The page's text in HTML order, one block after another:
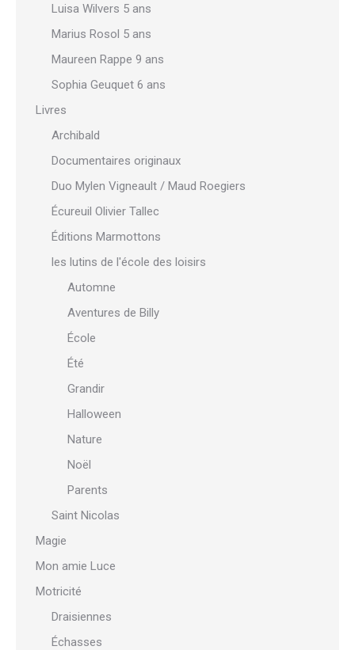
Luisa Wilvers 5 ans
Marius Rosol 5 ans
Maureen Rappe 9 ans
Sophia Geuquet 6 ans
Livres
Archibald
Documentaires originaux
Duo Mylen Vigneault / Maud Roegiers
Écureuil Olivier Tallec
Éditions Marmottons
les lutins de l'école des loisirs
Automne
Aventures de Billy
École
Été
Grandir
Halloween
Nature
Noël
Parents
Saint Nicolas
Magie
Mon amie Luce
Motricité
Draisiennes
Échasses